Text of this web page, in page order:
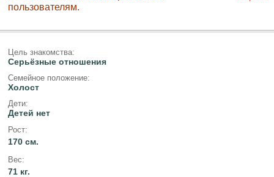
пользователям.
Цель знакомства:
Серьёзные отношения
Семейное положение:
Холост
Дети:
Детей нет
Рост:
170 см.
Вес:
71 кг.